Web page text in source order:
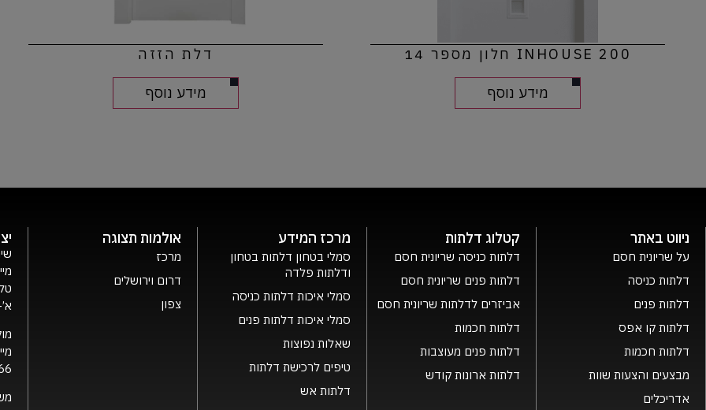
INHOUSE 200 חלון מספר 14
מידע נוסף
דלת הזזה
מידע נוסף
ניווט באתר
על שריונית חסם
דלתות כניסה
דלתות פנים
דלתות קו אפס
דלתות חכמות
מבצעים והצעות שוות
אדריכלים
קטלוג דלתות
דלתות כניסה שריונית חסם
דלתות פנים שריונית חסם
אביזרים לדלתות שריונית חסם
דלתות חכמות
דלתות פנים מעוצבות
דלתות ארונות קודש
מרכז המידע
סמלי בטחון דלתות בטחון
ודלתות פלדה
סמלי איכות דלתות כניסה
סמלי איכות דלתות פנים
שאלות נפוצות
טיפים לרכישת דלתות
דלתות אש
אולמות תצוגה
מרכז
דרום וירושלים
צפון
א’-